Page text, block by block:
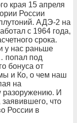
края 15 апреля
России
АДЭ-2 на
с 1964 года,
срока.
у нас раньше
попал под
бонуса от
и Ко, о чем наш
на
И
что
России в